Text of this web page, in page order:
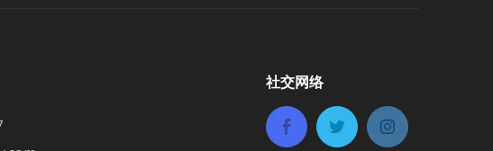
社交网络